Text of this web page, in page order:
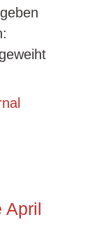
April